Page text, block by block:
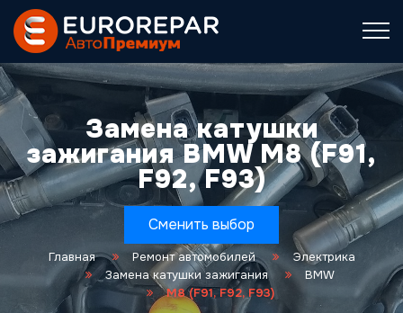
Замена катушки
зажигания BMW M8 (F91,
F92, F93)
Сменить выбор
Главная Ремонт автомобилей
Электрика
Замена катушки зажигания
BMW
M8 (F91, F92, F93)